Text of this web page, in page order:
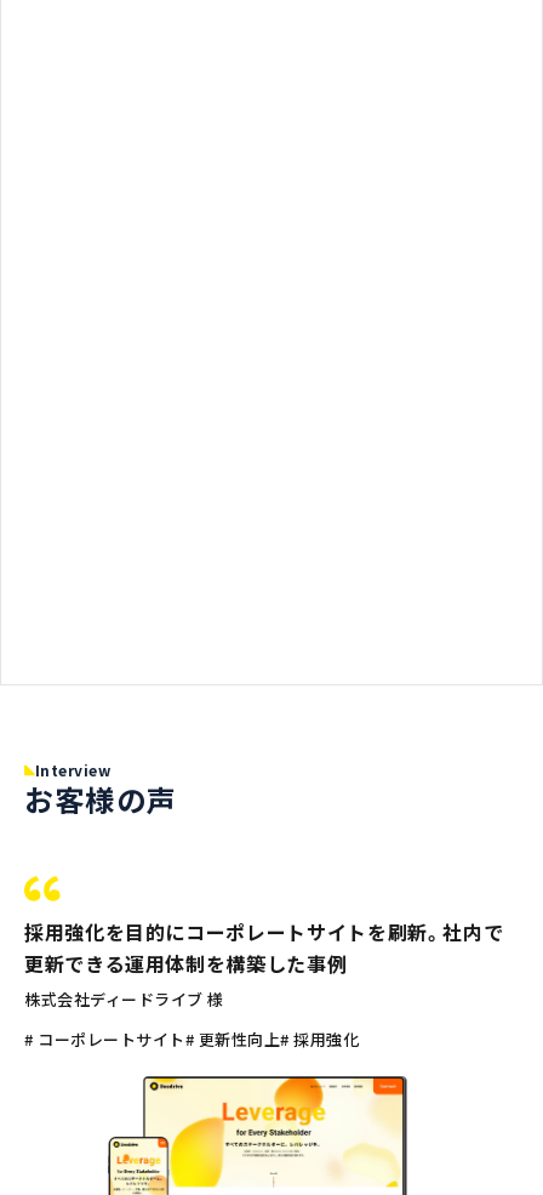
Interview
お客様の声
採用強化を目的にコーポレートサイトを刷新。社内で
更新できる運用体制を構築した事例
株式会社ディードライブ 様
# コーポレートサイト# 更新性向上# 採用強化